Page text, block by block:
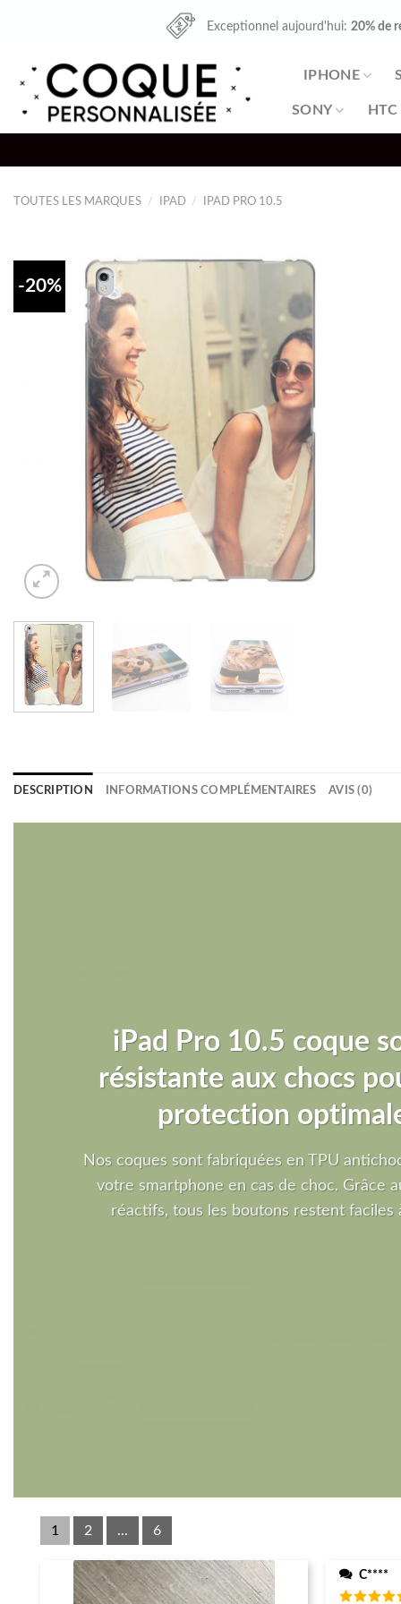
Exceptionnel aujourd'hui:20% de
IPHONE
SONY HTC
TOUTES LES MARQUES / IPAD / IPAD PRO 10.5
-20%
DESCRIPTION INFORMATIONS COMPLÉMENTAIRES AVIS (0)
iPad Pro 10.5 coque
résistante aux chocs
protection
Nos coques sont fabriquées en TPU
votre smartphone en cas de choc. Grâce
réactifs, tous les boutons restent faciles
1 2 ... 6
C****